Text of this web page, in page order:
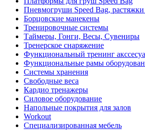
Пневмогруши Speed Bag,
Борцовские манекены
Тренировочные системы
Таймеры, Гонги, Весы, Сувениры
Тренерское снаряжение
Функциональный тренинг
Функциональные рамы
Системы хранения
Свободные веса
Кардио тренажеры
Силовое оборудование
Напольные покрытия для залов
Workout
Специализированная мебель